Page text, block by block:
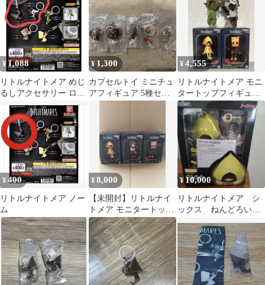
¥1,088
リトルナイトメア めじ
るしアクセサリー ロゥ
ノーム
¥ 1,300
カプセルトイ ミニチュ
アフィギュア 5種セッ
¥4,555
リトルナイトメア モニ
タートップフィギュア
ぐらぶらりんぬいぐる
み◆未使用
¥ 400
リトルナイトメア ノー
ム
¥8,000
【未開封】リトルナイ
トメア モニタートップ
フィギュア 3種セット
¥ 10,000
リトルナイトメア シ
ックス ねんどろい
ど 2146